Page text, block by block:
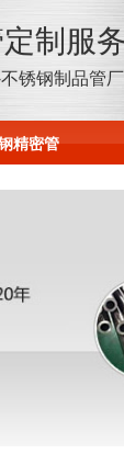
制服
锈钢制品管
精密管